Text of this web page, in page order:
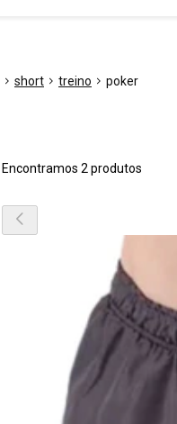
short treino poker
Encontramos 2 produtos